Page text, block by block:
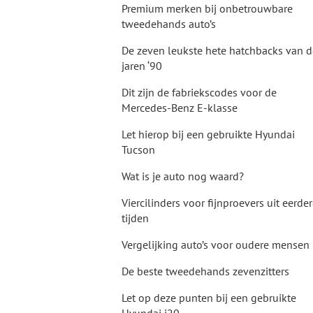
Premium merken bij onbetrouwbare
tweedehands auto’s
De zeven leukste hete hatchbacks van
jaren ‘90
Dit zijn de fabriekscodes voor de
Mercedes-Benz E-klasse
Let hierop bij een gebruikte Hyundai
Tucson
Wat is je auto nog waard?
Viercilinders voor fijnproevers uit
tijden
Vergelijking auto’s voor oudere mensen
De beste tweedehands zevenzitters
Let op deze punten bij een gebruikte